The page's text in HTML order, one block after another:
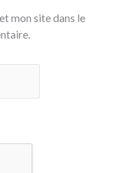
mon site dans le